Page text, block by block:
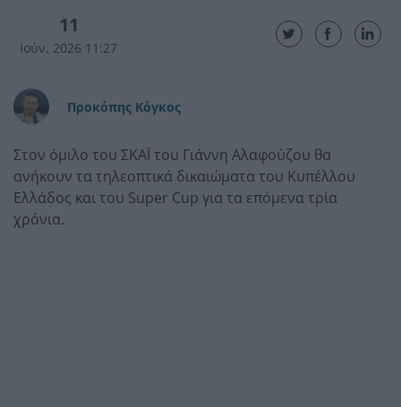
11
Ιούν. 2026 11:27
Προκόπης Κόγκος
Στον όμιλο του ΣΚΑΪ του Γιάννη Αλαφούζου θα
ανήκουν τα τηλεοπτικά δικαιώματα του Κυπέλλου
Ελλάδος και του Super Cup για τα επόμενα τρία
χρόνια.